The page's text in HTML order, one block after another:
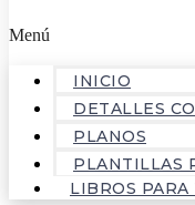
Menú
INICIO
DETALLES
PLANOS
PLANTILLAS
LIBROS PARA